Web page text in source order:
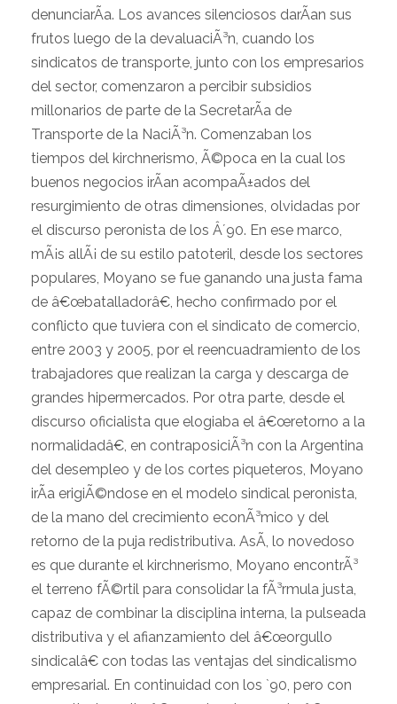
denunciarÃ­a. Los avances silenciosos darÃ­an sus
frutos luego de la devaluaciÃ³n, cuando los
sindicatos de transporte, junto con los empresarios
del sector, comenzaron a percibir subsidios
millonarios de parte de la SecretarÃ­a de
Transporte de la NaciÃ³n. Comenzaban los
tiempos del kirchnerismo, Ã©poca en la cual los
buenos negocios irÃ­an acompaÃ±ados del
resurgimiento de otras dimensiones, olvidadas por
el discurso peronista de los Â´90. En ese marco,
mÃ¡s allÃ¡ de su estilo patoteril, desde los sectores
populares, Moyano se fue ganando una justa fama
de â€œbatalladorâ€, hecho confirmado por el
conflicto que tuviera con el sindicato de comercio,
entre 2003 y 2005, por el reencuadramiento de los
trabajadores que realizan la carga y descarga de
grandes hipermercados. Por otra parte, desde el
discurso oficialista que elogiaba el â€œretorno a la
normalidadâ€, en contraposiciÃ³n con la Argentina
del desempleo y de los cortes piqueteros, Moyano
irÃ­a erigiÃ©ndose en el modelo sindical peronista,
de la mano del crecimiento econÃ³mico y del
retorno de la puja redistributiva. AsÃ­, lo novedoso
es que durante el kirchnerismo, Moyano encontrÃ³
el terreno fÃ©rtil para consolidar la fÃ³rmula justa,
capaz de combinar la disciplina interna, la pulseada
distributiva y el afianzamiento del â€œorgullo
sindicalâ€ con todas las ventajas del sindicalismo
empresarial. En continuidad con los `90, pero con